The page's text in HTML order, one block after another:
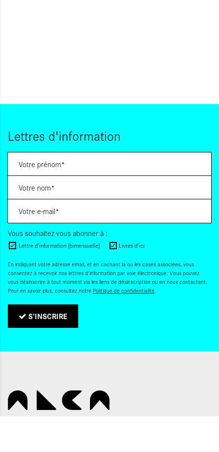
Lettres d'information
Vous souhaitez vous abonner à :
Lettre d'information (bimensuelle) Livres d'ici
En indiquant votre adresse email, et en cochant la ou les cases associées, vous
consentez à recevoir nos lettres d'information par voie électronique. Vous pouvez
vous désinscrire à tout moment via les liens de désinscription ou en nous contactant.
Pour en savoir plus, consultez notre Politique de confidentialité.
S'INSCRIRE